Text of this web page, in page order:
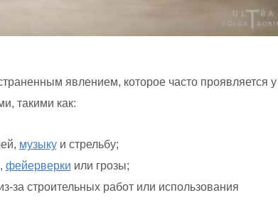
явлением, которое часто проявляется у
такими как:
музыкуи стрельбу;
фейерверки или грозы;
строительных работ или использования